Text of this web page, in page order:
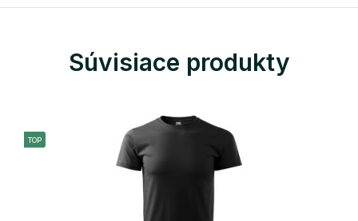
Súvisiace produkty
TOP